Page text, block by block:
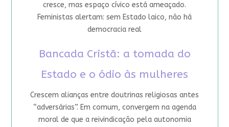
cresce, mas espaço cívico está ameaçado.
Feministas alertam: sem Estado laico, não há
democracia real
Bancada Cristã: a tomada do
Estado e o ódio às mulheres
Crescem alianças entre doutrinas religiosas antes
“adversárias”. Em comum, convergem na agenda
moral de que a reivindicação pela autonomia